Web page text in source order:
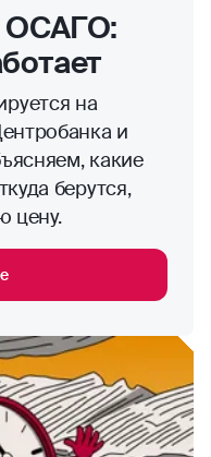
ОСАГО:
на
и
какие
берутся,
цену.